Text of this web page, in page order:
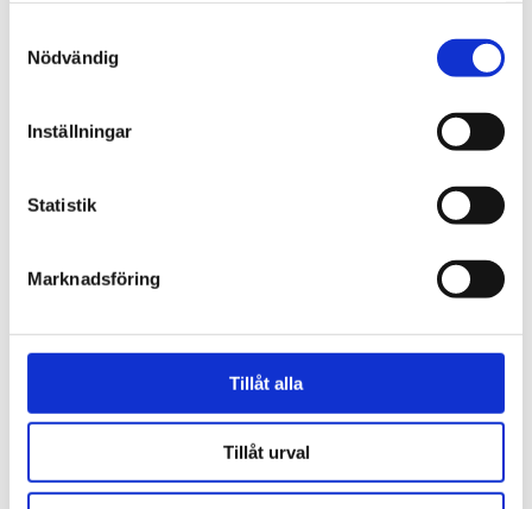
Nödvändig
Inställningar
Statistik
Marknadsföring
Tillåt alla
Tillåt urval
Uppgifter: Tusentals